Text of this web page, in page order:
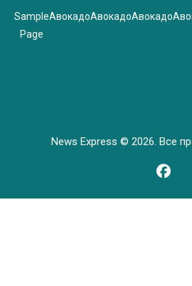
Sample
Page
АвокадоАвокадоАвокадо
News Express © 2026. Все